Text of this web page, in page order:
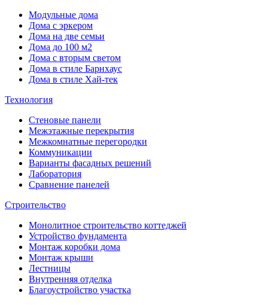
Модульные дома
Дома с эркером
Дома на две семьи
Дома до 100 м2
Дома с вторым светом
Дома в стиле Барнхаус
Дома в стиле Хай-тек
Технология
Стеновые панели
Межэтажные перекрытия
Межкомнатные перегородки
Коммуникации
Варианты фасадных решений
Лаборатория
Сравнение панелей
Строительство
Монолитное строительство коттеджей
Устройство фундамента
Монтаж коробки дома
Монтаж крыши
Лестницы
Внутренняя отделка
Благоустройство участка